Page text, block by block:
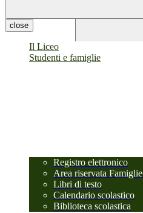
close
Il Liceo
Studenti e famiglie
Registro elettronico
Area riservata Famiglie
Libri di testo
Calendario scolastico
Biblioteca scolastica